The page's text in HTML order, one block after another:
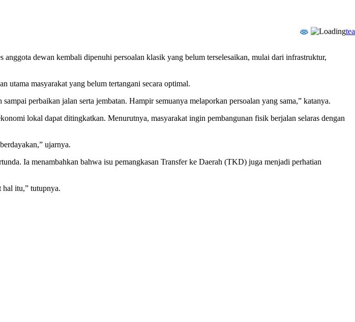
tea
dewan kembali dipenuhi persoalan klasik yang belum terselesaikan, mulai dari infrastruktur,
utama masyarakat yang belum tertangani secara optimal.
perbaikan jalan serta jembatan. Hampir semuanya melaporkan persoalan yang sama,” katanya.
lokal dapat ditingkatkan. Menurutnya, masyarakat ingin pembangunan fisik berjalan selaras dengan
ujarnya.
Ia menambahkan bahwa isu pemangkasan Transfer ke Daerah (TKD) juga menjadi perhatian
hal itu,” tutupnya.